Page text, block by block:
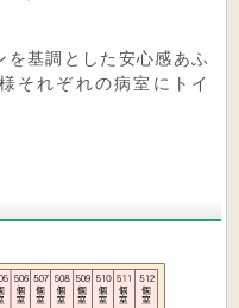
を基調とした安心感あふ
それぞれの病室にトイ